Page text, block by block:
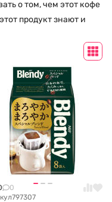
о том, чем этот кофе
продукт знают и
0
797307